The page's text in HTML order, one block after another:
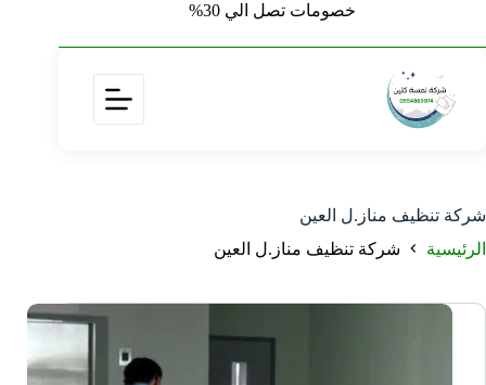
خصومات تصل الي 30%
شركة تنظيف مناز.ل العين
الرئيسية
شركة تنظيف مناز.ل العين